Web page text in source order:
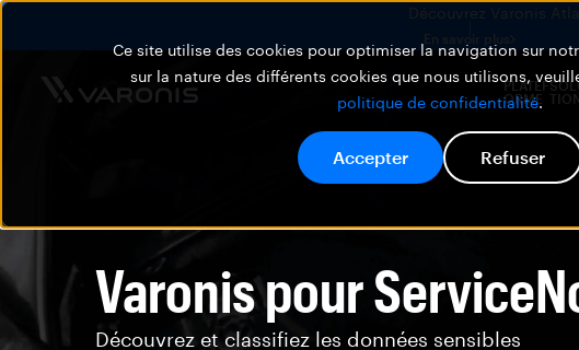
Ce site utilise des cookies pour optimiser la navigation sur
sur la nature des différents cookies que nous utilisons,
politique de confidentialité.
Accepter Refuser
Découvrez Varonis
En savoir plus
PLATEF
ORME
Varonis pour
Découvrez et classifiez les données sensibles